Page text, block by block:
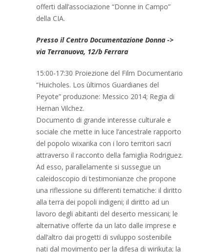
offerti dall’associazione “Donne in Campo”
della CIA.
Presso il Centro Documentazione Donna ->
via Terranuova, 12/b Ferrara
15:00-17:30 Proiezione del Film Documentario
“Huicholes. Los ùltimos Guardianes del
Peyote” produzione: Messico 2014; Regia di
Hernan Vilchez.
Documento di grande interesse culturale e
sociale che mette in luce l’ancestrale rapporto
del popolo wixarika con i loro territori sacri
attraverso il racconto della famiglia Rodriguez.
Ad esso, parallelamente si sussegue un
caleidoscopio di testimonianze che propone
una riflessione su differenti tematiche: il diritto
alla terra dei popoli indigeni; il diritto ad un
lavoro degli abitanti del deserto messicani; le
alternative offerte da un lato dalle imprese e
dall’altro dai progetti di sviluppo sostenibile
nati dal movimento per la difesa di wirikuta; la